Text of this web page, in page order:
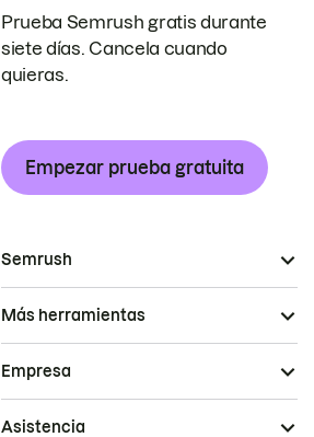
Prueba Semrush gratis durante
siete días. Cancela cuando
quieras.
Empezar prueba gratuita
Semrush
Más herramientas
Empresa
Asistencia